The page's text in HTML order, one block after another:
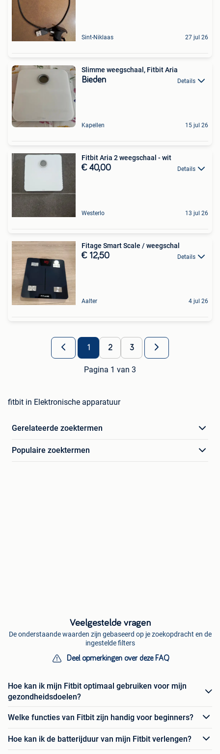
Sint-Niklaas 27 jul 26
Slimme weegschaal, Fitbit Aria
Bieden Details
Kapellen 15 jul 26
Fitbit Aria 2 weegschaal - wit
€ 40,00 Details
Westerlo 13 jul 26
Fitage Smart Scale / weegschal
€ 12,50 Details
Aalter 4 jul 26
1 2 3
Pagina 1 van 3
fitbit in Elektronische apparatuur
Gerelateerde zoektermen
Populaire zoektermen
Veelgestelde vragen
De onderstaande waarden zijn gebaseerd op je zoekopdracht en de
ingestelde filters
Deel opmerkingen over deze FAQ
Hoe kan ik mijn Fitbit optimaal gebruiken voor mijn
gezondheidsdoelen?
Welke functies van Fitbit zijn handig voor beginners?
Hoe kan ik de batterijduur van mijn Fitbit verlengen?